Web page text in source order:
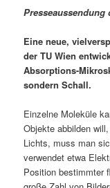
Presseaussendung
Eine neue,
der TU Wien
Absorptions-
sondern Schall.
Einzelne Moleküle
Objekte abbilden
Lichts, muss man
verwendet etwa
Position bestimmter